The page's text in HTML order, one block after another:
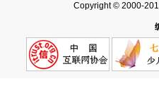
Copyright © 2000-